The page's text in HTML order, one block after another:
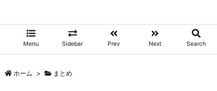
Menu Sidebar Prev Next Search
ホーム > まとめ